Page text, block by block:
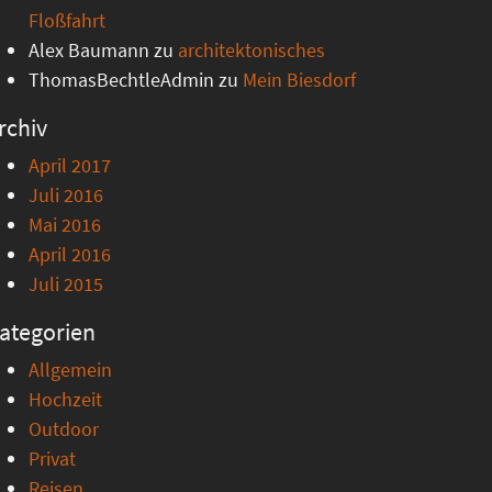
Floßfahrt
Alex Baumann zu architektonisches
ThomasBechtleAdmin zu Mein Biesdorf
April 2017
Juli 2016
Mai 2016
April 2016
Juli 2015
Allgemein
Hochzeit
Outdoor
Privat